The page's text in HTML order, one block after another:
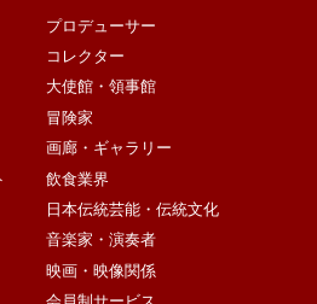
プロデューサー
コレクター
大使館・領事館
冒険家
画廊・ギャラリー
飲食業界
日本伝統芸能・伝統文化
音楽家・演奏者
映画・映像関係